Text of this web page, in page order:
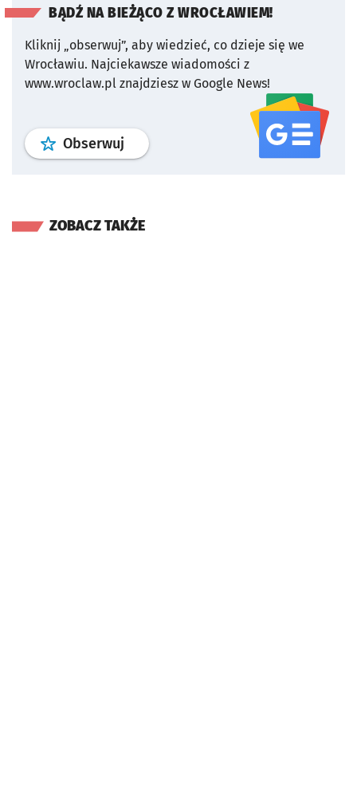
BĄDŹ NA BIEŻĄCO Z WROCŁAWIEM!
Kliknij „obserwuj”, aby wiedzieć, co dzieje się we
Wrocławiu. Najciekawsze wiadomości z
www.wroclaw.pl znajdziesz w Google News!
Obserwuj profil serwisu
ZOBACZ TAKŻE